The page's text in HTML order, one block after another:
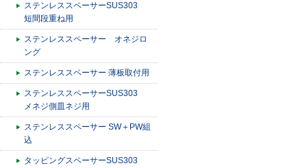
ステンレススペーサーSUS303
短間段重ね用
ステンレススペーサー オネジロ
ング
ステンレススペーサー 薄板取付用
ステンレススペーサーSUS303
メネジ側皿ネジ用
ステンレススペーサー SW＋PW組
込
タッピングスペーサーSUS303